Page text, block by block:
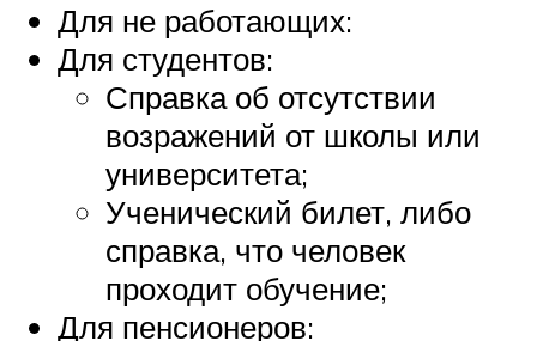
Для не работающих:
Для студентов:
Справка об отсутствии
возражений от школы или
университета;
Ученический билет, либо
справка, что человек
проходит обучение;
Для пенсионеров: